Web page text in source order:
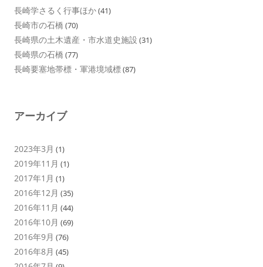
長崎学さるく行事ほか(41)
長崎市の石橋 (70)
長崎県の土木遺産・市水道史施設 (31)
長崎県の石橋 (77)
長崎要塞地帯標・軍港境域標(87)
アーカイブ
2023年3月 (1)
2019年11月 (1)
2017年1月 (1)
2016年12月 (35)
2016年11月 (44)
2016年10月 (69)
2016年9月 (76)
2016年8月 (45)